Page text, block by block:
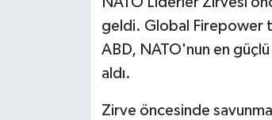
geldi. Global Firepower
ABD, NATO'nun en
aldı.
Zirve öncesinde